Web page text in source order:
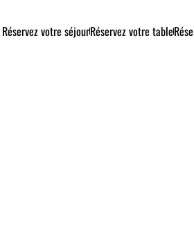
Réservez votre séjourRéservez votre table